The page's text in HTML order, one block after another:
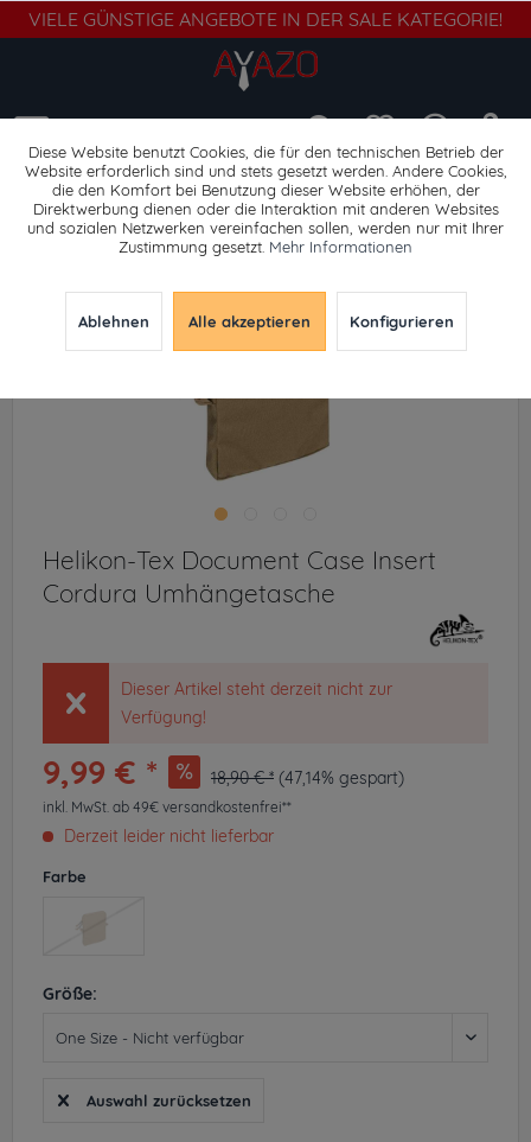
VIELE GÜNSTIGE ANGEBOTE IN DER SALE KATEGORIE!
Umhängetaschen
Helikon-Tex Document Case Insert
Cordura Umhängetasche
Dieser Artikel steht derzeit nicht zur
Verfügung!
9,99 € * 18,90 € * (47,14% gespart)
inkl. MwSt. ab 49€ versandkostenfrei**
Derzeit leider nicht lieferbar
Farbe
Größe:
Auswahl zurücksetzen
Diese Website benutzt Cookies, die für den technischen Betrieb der
Website erforderlich sind und stets gesetzt werden. Andere Cookies,
die den Komfort bei Benutzung dieser Website erhöhen, der
Direktwerbung dienen oder die Interaktion mit anderen Websites
und sozialen Netzwerken vereinfachen sollen, werden nur mit Ihrer
Zustimmung gesetzt. Mehr Informationen
Ablehnen Alle akzeptieren Konfigurieren